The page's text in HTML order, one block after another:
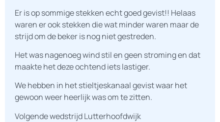
Er is op sommige stekken echt goed gevist!! Helaas
waren er ook stekken die wat minder waren maar de
strijd om de beker is nog niet gestreden.
Het was nagenoeg wind stil en geen stroming en dat
maakte het deze ochtend iets lastiger.
We hebben in het stieltjeskanaal gevist waar het
gewoon weer heerlijk was om te zitten.
Volgende wedstrijd Lutterhoofdwijk